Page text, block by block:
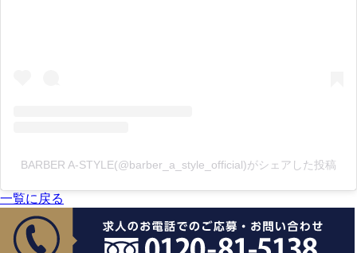
BARBER A-STYLE(@barber_a_style_official)がシェアした投稿
一覧に戻る